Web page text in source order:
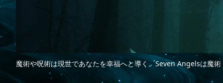
魔術や呪術は現世であなたを幸福へと導く。Seven Angelsは魔